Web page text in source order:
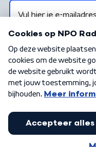
Algemene voorwaarden